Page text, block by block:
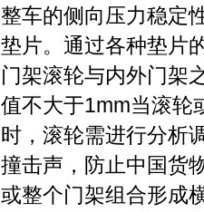
整车的侧向压力稳定
垫片。通过各种垫片
门架滚轮与内外门架
值不大于1mm当滚轮
时，滚轮需进行分析
撞击声，防止中国货
或整个门架组合形成